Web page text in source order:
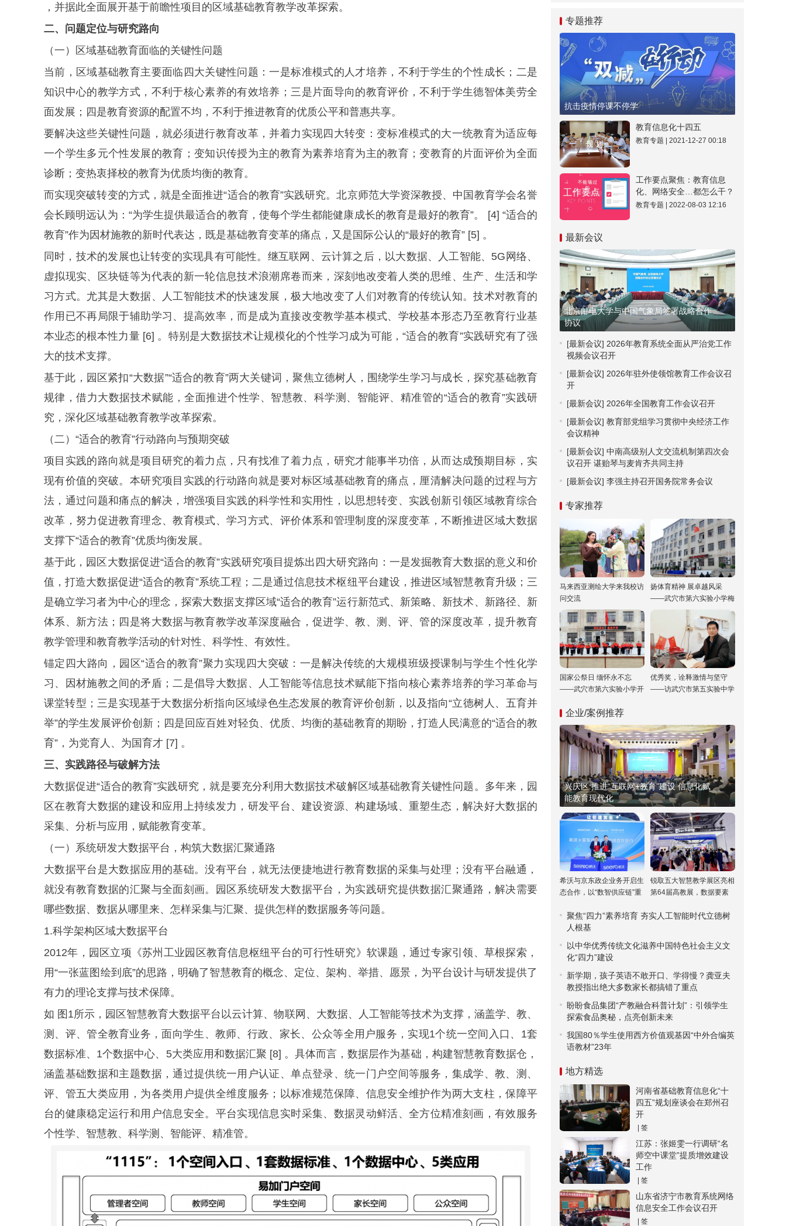
，并据此全面展开基于前瞻性项目的区域基础教育教学改革探索。
二、问题定位与研究路向
（一）区域基础教育面临的关键性问题
当前，区域基础教育主要面临四大关键性问题：一是标准模式的人才培养，不利于学生的个性成长；二是
知识中心的教学方式，不利于核心素养的有效培养；三是片面导向的教育评价，不利于学生德智体美劳全
面发展；四是教育资源的配置不均，不利于推进教育的优质公平和普惠共享。
要解决这些关键性问题，就必须进行教育改革，并着力实现四大转变：变标准模式的大一统教育为适应每
一个学生多元个性发展的教育；变知识传授为主的教育为素养培育为主的教育；变教育的片面评价为全面
诊断；变热衷择校的教育为优质均衡的教育。
而实现突破转变的方式，就是全面推进“适合的教育”实践研究。北京师范大学资深教授、中国教育学会名誉
会长顾明远认为：“为学生提供最适合的教育，使每个学生都能健康成长的教育是最好的教育”。 [4] “适合的
教育”作为因材施教的新时代表达，既是基础教育变革的痛点，又是国际公认的“最好的教育” [5] 。
同时，技术的发展也让转变的实现具有可能性。继互联网、云计算之后，以大数据、人工智能、5G网络、
虚拟现实、区块链等为代表的新一轮信息技术浪潮席卷而来，深刻地改变着人类的思维、生产、生活和学
习方式。尤其是大数据、人工智能技术的快速发展，极大地改变了人们对教育的传统认知。技术对教育的
作用已不再局限于辅助学习、提高效率，而是成为直接改变教学基本模式、学校基本形态乃至教育行业基
本业态的根本性力量 [6] 。特别是大数据技术让规模化的个性学习成为可能，“适合的教育”实践研究有了强
大的技术支撑。
基于此，园区紧扣“大数据”“适合的教育”两大关键词，聚焦立德树人，围绕学生学习与成长，探究基础教育
规律，借力大数据技术赋能，全面推进个性学、智慧教、科学测、智能评、精准管的“适合的教育”实践研
究，深化区域基础教育教学改革探索。
（二）“适合的教育”行动路向与预期突破
项目实践的路向就是项目研究的着力点，只有找准了着力点，研究才能事半功倍，从而达成预期目标，实
现有价值的突破。本研究项目实践的行动路向就是要对标区域基础教育的痛点，厘清解决问题的过程与方
法，通过问题和痛点的解决，增强项目实践的科学性和实用性，以思想转变、实践创新引领区域教育综合
改革，努力促进教育理念、教育模式、学习方式、评价体系和管理制度的深度变革，不断推进区域大数据
支撑下“适合的教育”优质均衡发展。
基于此，园区大数据促进“适合的教育”实践研究项目提炼出四大研究路向：一是发掘教育大数据的意义和价
值，打造大数据促进“适合的教育”系统工程；二是通过信息技术枢纽平台建设，推进区域智慧教育升级；三
是确立学习者为中心的理念，探索大数据支撑区域“适合的教育”运行新范式、新策略、新技术、新路径、新
体系、新方法；四是将大数据与教育教学改革深度融合，促进学、教、测、评、管的深度改革，提升教育
教学管理和教育教学活动的针对性、科学性、有效性。
锚定四大路向，园区“适合的教育”聚力实现四大突破：一是解决传统的大规模班级授课制与学生个性化学
习、因材施教之间的矛盾；二是倡导大数据、人工智能等信息技术赋能下指向核心素养培养的学习革命与
课堂转型；三是实现基于大数据分析指向区域绿色生态发展的教育评价创新，以及指向“立德树人、五育并
举”的学生发展评价创新；四是回应百姓对轻负、优质、均衡的基础教育的期盼，打造人民满意的“适合的教
育”，为党育人、为国育才 [7] 。
三、实践路径与破解方法
大数据促进“适合的教育”实践研究，就是要充分利用大数据技术破解区域基础教育关键性问题。多年来，园
区在教育大数据的建设和应用上持续发力，研发平台、建设资源、构建场域、重塑生态，解决好大数据的
采集、分析与应用，赋能教育变革。
（一）系统研发大数据平台，构筑大数据汇聚通路
大数据平台是大数据应用的基础。没有平台，就无法便捷地进行教育数据的采集与处理；没有平台融通，
就没有教育数据的汇聚与全面刻画。园区系统研发大数据平台，为实践研究提供数据汇聚通路，解决需要
哪些数据、数据从哪里来、怎样采集与汇聚、提供怎样的数据服务等问题。
1.科学架构区域大数据平台
2012年，园区立项《苏州工业园区教育信息枢纽平台的可行性研究》软课题，通过专家引领、草根探索，
用“一张蓝图绘到底”的思路，明确了智慧教育的概念、定位、架构、举措、愿景，为平台设计与研发提供了
有力的理论支撑与技术保障。
如 图1所示，园区智慧教育大数据平台以云计算、物联网、大数据、人工智能等技术为支撑，涵盖学、教、
测、评、管全教育业务，面向学生、教师、行政、家长、公众等全用户服务，实现1个统一空间入口、1套
数据标准、1个数据中心、5大类应用和数据汇聚 [8] 。具体而言，数据层作为基础，构建智慧教育数据仓，
涵盖基础数据和主题数据，通过提供统一用户认证、单点登录、统一门户空间等服务，集成学、教、测、
评、管五大类应用，为各类用户提供全维度服务；以标准规范保障、信息安全维护作为两大支柱，保障平
台的健康稳定运行和用户信息安全。平台实现信息实时采集、数据灵动鲜活、全方位精准刻画，有效服务
个性学、智慧教、科学测、智能评、精准管。
基础研究水平和原始创新能
力
专题推荐
抗击疫情停课不停学
教育信息化十四五
教育专题 | 2021-12-27 00:18
工作要点聚焦：教育信息
化、网络安全…都怎么干？
教育专题 | 2022-08-03 12:16
最新会议
北京邮电大学与中国气象局签署战略合作
协议
[最新会议] 2026年教育系统全面从严治党工作
视频会议召开
[最新会议] 2026年驻外使领馆教育工作会议召
开
[最新会议] 2026年全国教育工作会议召开
[最新会议] 教育部党组学习贯彻中央经济工作
会议精神
[最新会议] 中南高级别人文交流机制第四次会
议召开 谌贻琴与麦肯齐共同主持
[最新会议] 李强主持召开国务院常务会议
专家推荐
马来西亚测绘大学来我校访
问交流
扬体育精神 展卓越风采
——武穴市第六实验小学梅
川校区冬运会“嗨”翻校园！
国家公祭日 缅怀永不忘
——武穴市第六实验小学开
优秀奖，诠释激情与坚守
——访武穴市第五实验中学
企业/案例推荐
兴庆区:推进“互联网+教育”建设 信息化赋
能教育现代化
希沃与京东政企业务开启生
态合作，以“数智供应链”重
锐取五大智慧教学展区亮相
第64届高教展，数据要素
聚焦“四力”素养培育 夯实人工智能时代立德树
人根基
以中华优秀传统文化滋养中国特色社会主义文
化“四力”建设
新学期，孩子英语不敢开口、学得慢？龚亚夫
教授指出绝大多数家长都搞错了重点
盼盼食品集团“产教融合科普计划”：引领学生
探索食品奥秘，点亮创新未来
我国80％学生使用西方价值观基因“中外合编英
语教材”23年
地方精选
河南省基础教育信息化“十
四五”规划座谈会在郑州召
开
| 签
江苏：张姬雯一行调研“名
师空中课堂”提质增效建设
工作
| 签
山东省济宁市教育系统网络
信息安全工作会议召开
| 签